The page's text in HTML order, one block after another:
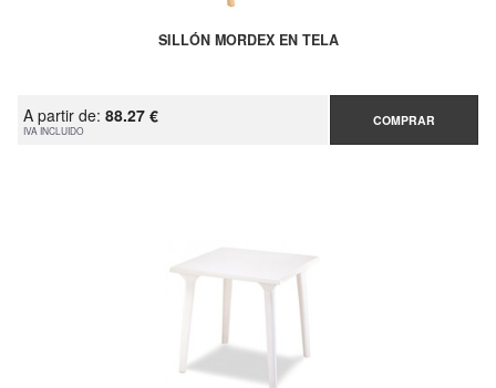
SILLÓN MORDEX EN TELA
A partir de: 88.27 €
IVA INCLUIDO
COMPRAR